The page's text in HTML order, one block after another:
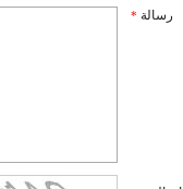
رسالة *